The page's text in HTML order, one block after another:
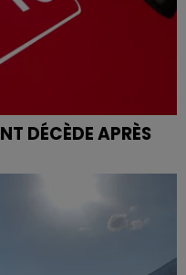
DÉCÈDE APRÈS